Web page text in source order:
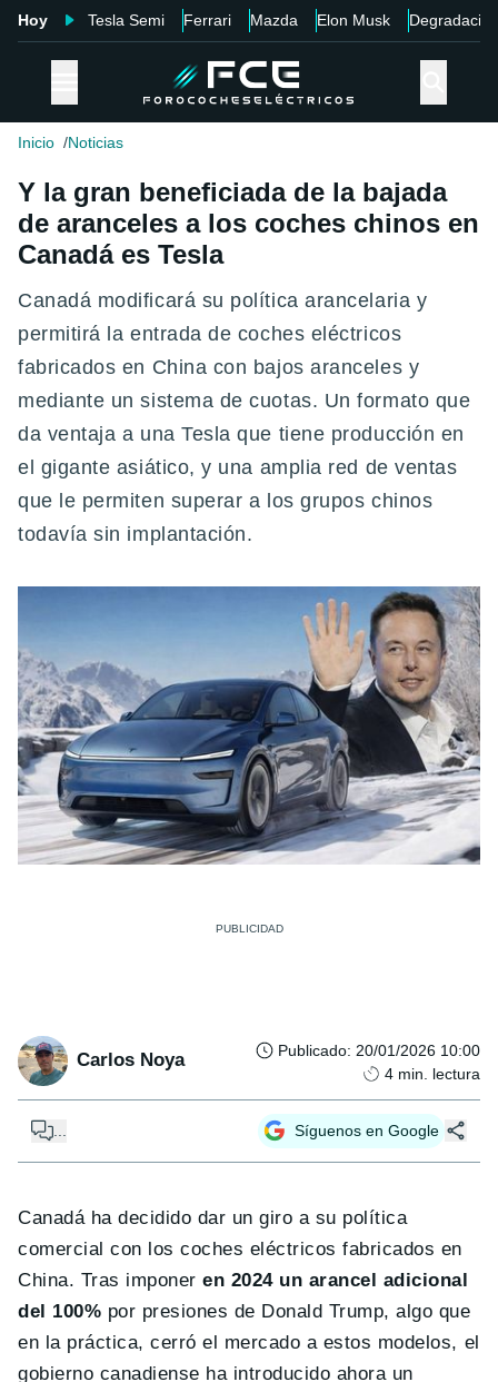
Hoy Tesla Semi Ferrari Mazda Elon Musk Degradación
Inicio Noticias
Y la gran beneficiada de la bajada
de aranceles a los coches chinos en
Canadá es Tesla
Canadá modificará su política arancelaria y
permitirá la entrada de coches eléctricos
fabricados en China con bajos aranceles y
mediante un sistema de cuotas. Un formato que
da ventaja a una Tesla que tiene producción en
el gigante asiático, y una amplia red de ventas
que le permiten superar a los grupos chinos
todavía sin implantación.
Carlos Noya Publicado: 20/01/2026 10:00
4 min. lectura
Síguenos en Google
Canadá ha decidido dar un giro a su política
comercial con los coches eléctricos fabricados en
China. Tras imponeren 2024 un arancel adicional
del 100% por presiones de Donald Trump, algo que
en la práctica, cerró el mercado a estos modelos, el
gobierno canadiense ha introducido ahora un